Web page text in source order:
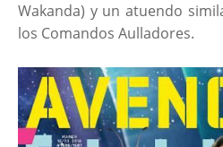
Wakanda) y un atuendo
los Comandos Aulladores.